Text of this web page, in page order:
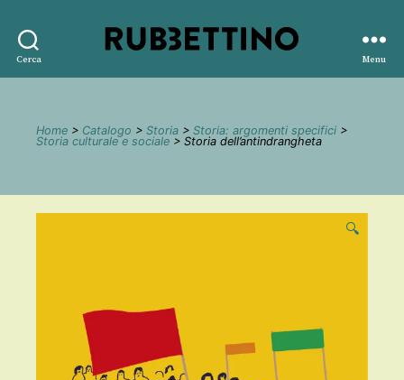
Cerca
editore
Menu
Home > Catalogo > Storia > Storia: argomenti specifici >
Storia culturale e sociale > Storia dell’antindrangheta
🔍